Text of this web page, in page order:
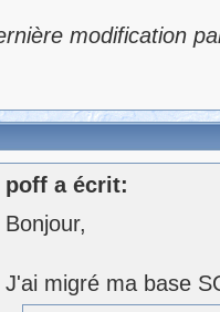
modification
poff a écrit:
Bonjour,
J'ai migré ma base